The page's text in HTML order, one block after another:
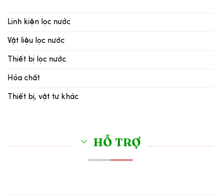
Linh kiện lọc nước
Vật liệu lọc nước
Thiết bị lọc nước
Hóa chất
Thiết bị, vật tư khác
HỖ TRỢ